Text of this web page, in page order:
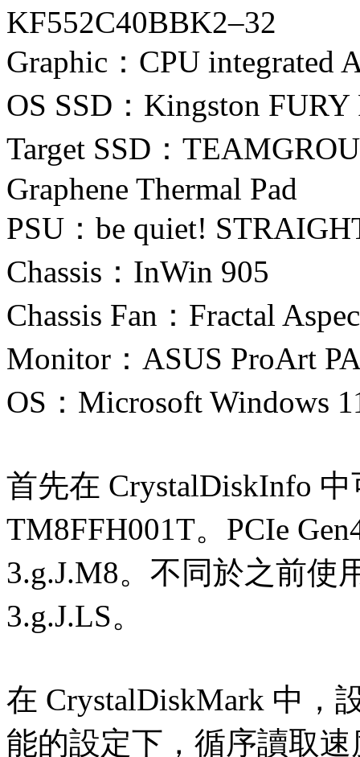
KF552C40BBK2–32
Graphic：CPU integrated
OS SSD：Kingston FURY
Target SSD：
Graphene Thermal Pad
PSU：be quiet!
Chassis：InWin 905
Chassis Fan：Fractal
Monitor：ASUS ProArt
OS：Microsoft Windows
首先在 CrystalDiskInfo
TM8FFH001T。PCIe
3.g.J.M8。不同於之前使
3.g.J.LS。
在 CrystalDiskMark 中，
能的設定下，循序讀取